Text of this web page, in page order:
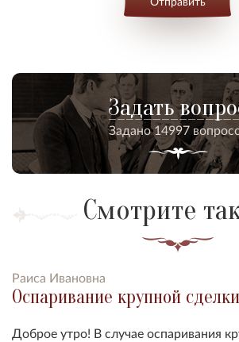
Задать
Задано 14997
Смотрите
Раиса Ивановна
Оспаривание крупной сделки
Доброе утро! В случае оспаривания